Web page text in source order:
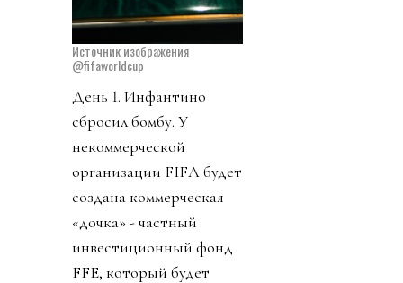
Источник изображения
@fifaworldcup
День 1. Инфантино
сбросил бомбу. У
некоммерческой
организации FIFA будет
создана коммерческая
«дочка» - частный
инвестиционный фонд
FFE, который будет